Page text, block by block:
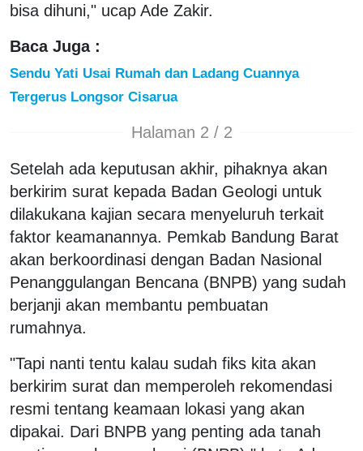
bisa dihuni," ucap Ade Zakir.
Baca Juga :
Sendu Yati Usai Rumah dan Ladang Cuannya
Tergerus Longsor Cisarua
Halaman 2 / 2
Setelah ada keputusan akhir, pihaknya akan
berkirim surat kepada Badan Geologi untuk
dilakukana kajian secara menyeluruh terkait
faktor keamanannya. Pemkab Bandung Barat
akan berkoordinasi dengan Badan Nasional
Penanggulangan Bencana (BNPB) yang sudah
berjanji akan membantu pembuatan
rumahnya.
"Tapi nanti tentu kalau sudah fiks kita akan
berkirim surat dan memperoleh rekomendasi
resmi tentang keamaan lokasi yang akan
dipakai. Dari BNPB yang penting ada tanah